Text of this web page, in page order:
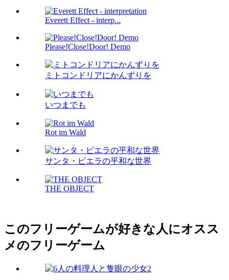
Everett Effect - interp...
Please!Close!Door! Demo
ミトコンドリアにかんずりを
いつまでも
Rot im Wald
サンタ・ピエラの平和な世界
THE OBJECT
このフリーゲームが好きな人にオスス
メのフリーゲーム